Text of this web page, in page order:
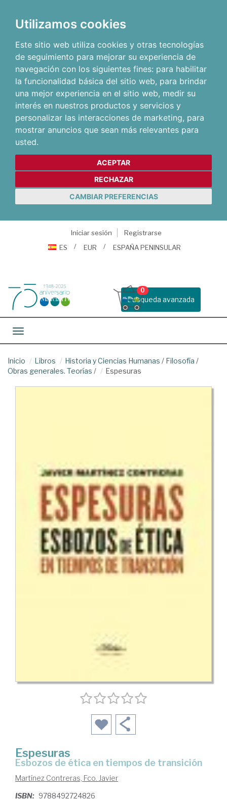
Utilizamos cookies
Este sitio web utiliza cookies y otras tecnologías
de seguimiento para mejorar su experiencia de
navegación con los siguientes fines: para habilitar
la funcionalidad básica del sitio web, para brindar
una mejor experiencia en el sitio web, medir su
interés en nuestros productos y servicios y
personalizar las interacciones de marketing, para
mostrar anuncios que sean más relevantes para
usted.
ACEPTAR
RECHAZAR
CAMBIAR PREFERENCIAS
Iniciar sesión
Registrarse
ES
EUR ESPAÑA PENINSULAR
Busqueda avanzada
0
Toggle navigation
Inicio Libros Historia y Ciencias Humanas / Filosofía /
Obras generales. Teorías / Espesuras
Espesuras
esbozos de ética en tiempos de transición
Martínez Contreras, Fco. Javier
ISBN: 9788492724826